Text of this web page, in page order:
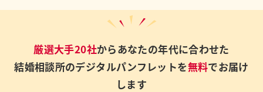
厳選大手20社からあなたの年代に合わせた
結婚相談所のデジタルパンフレットを無料でお届け
します